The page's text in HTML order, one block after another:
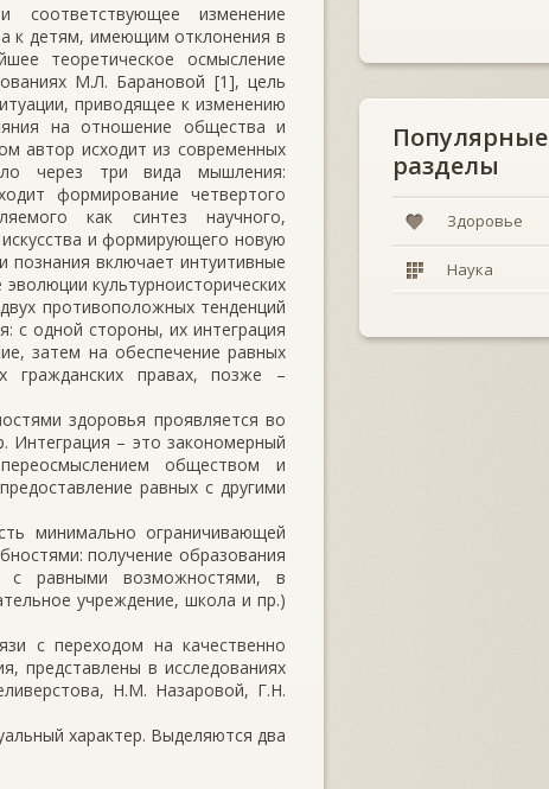
изменение
к детям, имеющим отклонения в
теоретическое осмысление
М.Л. Барановой [1], цель
приводящее к изменению
на отношение общества и
автор исходит из современных
через три вида мышления:
формирование четвертого
как синтез научного,
и формирующего новую
включает интуитивные
культурноисторических
противоположных тенденций
с одной стороны, их интеграция
затем на обеспечение равных
гражданских правах, позже –
здоровья проявляется во
Интеграция – это закономерный
обществом и
равных с другими
минимально ограничивающей
получение образования
с равными возможностями, в
учреждение, школа и пр.)
с переходом на качественно
представлены в исследованиях
Н.М. Назаровой, Г.Н.
характер. Выделяются два
Популярные
разделы
Здоровье
Наука